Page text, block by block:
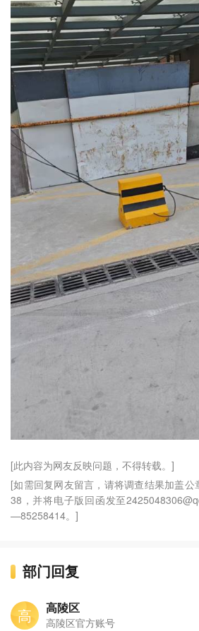
[此内容为网友反映问题，不得转载。]
[如需回复网友留言，请将调查结果加盖
38，并将电子版回函发至
—85258414。]
部门回复
高 高陵区
高陵区官方账号